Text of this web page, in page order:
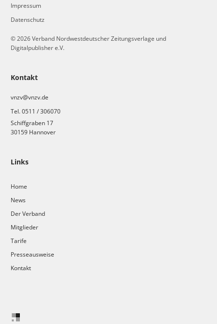
Links
Home
News
Der Verband
Mitglieder
Tarife
Presseausweise
Kontakt
Kontakt
vnzv@vnzv.de
Tel. 0511 / 306070
Schiffgraben 17
30159 Hannover
Impressum
Datenschutz
© 2026 Verband Nordwestdeutscher Zeitungsverlage und
Digitalpublisher e.V.